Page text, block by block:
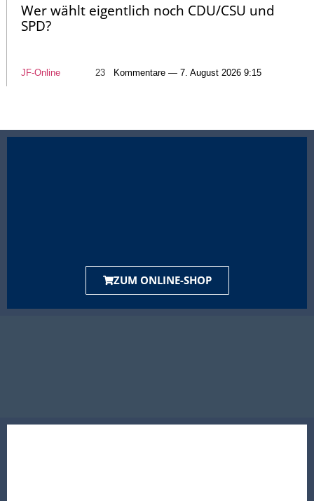
Wer wählt eigentlich noch CDU/CSU und
SPD?
JF-Online 23 Kommentare — 7. August 2026 9:15
ZUM ONLINE-SHOP